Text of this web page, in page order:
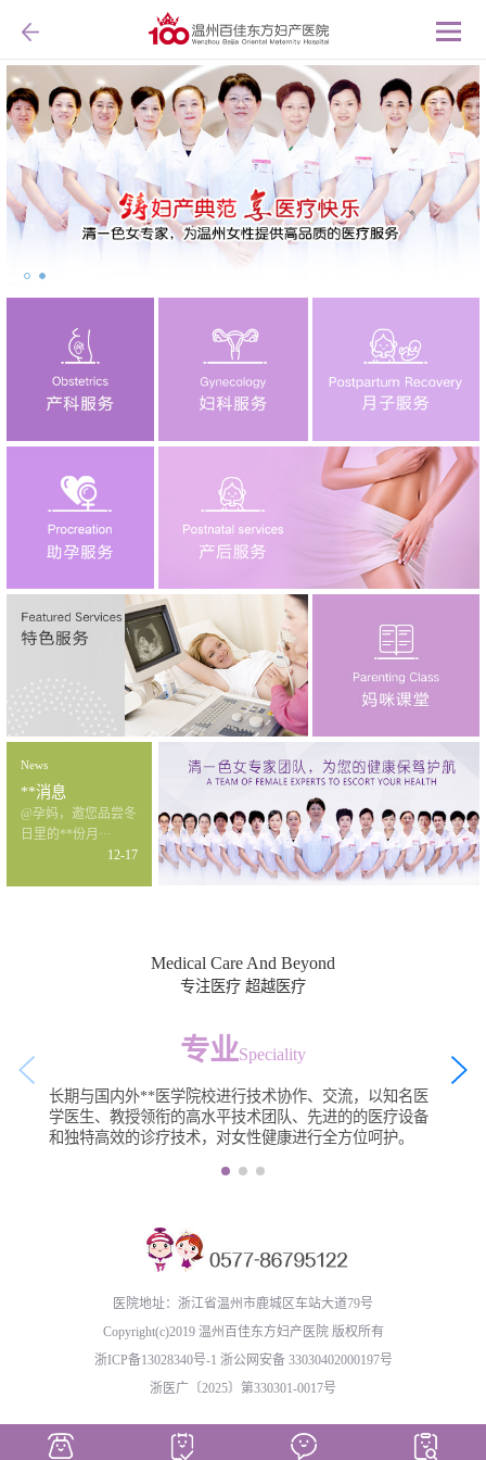
News
**消息
@孕妈，邀您品尝冬
日里的**份月···
12-17
Medical Care And Beyond
专注医疗 超越医疗
专业Speciality
长期与国内外**医学院校进行技术协作、交流，以知名医
学医生、教授领衔的高水平技术团队、先进的的医疗设备
和独特高效的诊疗技术，对女性健康进行全方位呵护。
医院地址：浙江省温州市鹿城区车站大道79号
Copyright(c)2019 温州百佳东方妇产医院 版权所有
浙ICP备13028340号-1 浙公网安备 33030402000197号
浙医广〔2025〕第330301-0017号